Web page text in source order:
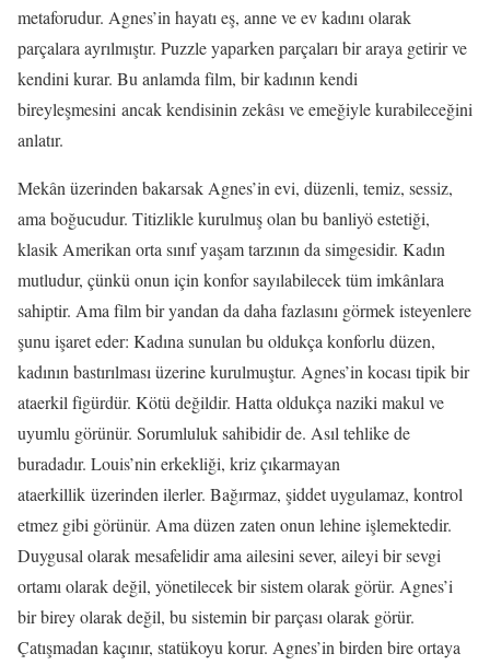
metaforudur. Agnes’in hayatı eş, anne ve ev kadını olarak
parçalara ayrılmıştır. Puzzle yaparken parçaları bir araya getirir ve
kendini kurar. Bu anlamda film, bir kadının kendi
bireyleşmesini ancak kendisinin zekâsı ve emeğiyle kurabileceğini
anlatır.
Mekân üzerinden bakarsak Agnes’in evi, düzenli, temiz, sessiz,
ama boğucudur. Titizlikle kurulmuş olan bu banliyö estetiği,
klasik Amerikan orta sınıf yaşam tarzının da simgesidir. Kadın
mutludur, çünkü onun için konfor sayılabilecek tüm imkânlara
sahiptir. Ama film bir yandan da daha fazlasını görmek isteyenlere
şunu işaret eder: Kadına sunulan bu oldukça konforlu düzen,
kadının bastırılması üzerine kurulmuştur. Agnes’in kocası tipik bir
ataerkil figürdür. Kötü değildir. Hatta oldukça naziki makul ve
uyumlu görünür. Sorumluluk sahibidir de. Asıl tehlike de
buradadır. Louis’nin erkekliği, kriz çıkarmayan
ataerkillik üzerinden ilerler. Bağırmaz, şiddet uygulamaz, kontrol
etmez gibi görünür. Ama düzen zaten onun lehine işlemektedir.
Duygusal olarak mesafelidir ama ailesini sever, aileyi bir sevgi
ortamı olarak değil, yönetilecek bir sistem olarak görür. Agnes’i
bir birey olarak değil, bu sistemin bir parçası olarak görür.
Çatışmadan kaçınır, statükoyu korur. Agnes’in birden bire ortaya